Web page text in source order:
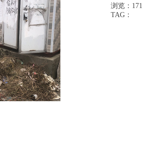
浏览： 171
TAG：